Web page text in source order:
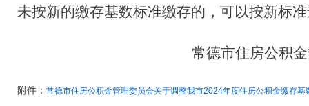
未按新的缴存基数标准缴存的，可以按新标
常德市住房公积金管
附件： 常德市住房公积金管理委员会关于调整我市2024年度住房公积金缴存基